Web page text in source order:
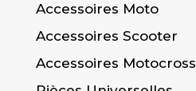
Accessoires Moto
Accessoires Scooter
Accessoires Motocross